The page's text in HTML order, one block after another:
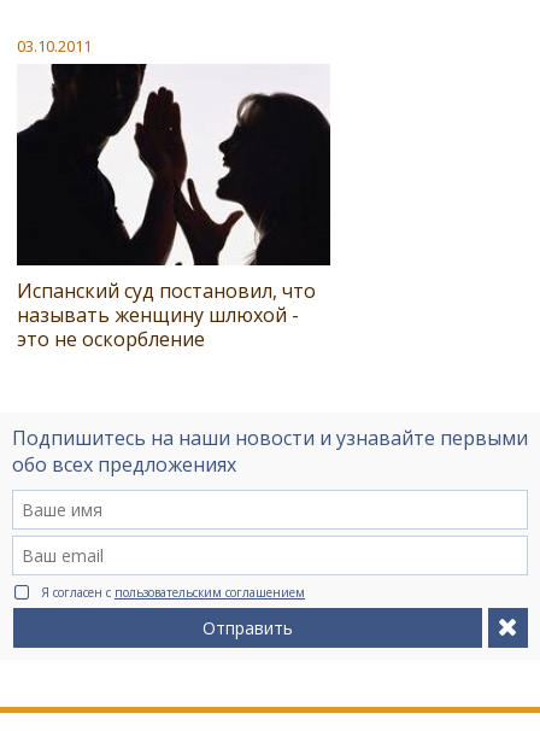
03.10.2011
Испанский суд постановил, что
называть женщину шлюхой -
это не оскорбление
Подпишитесь на наши новости и узнавайте первыми
обо всех предложениях
Я согласен с пользовательским соглашением
Отправить